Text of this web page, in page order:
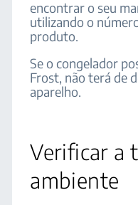
encontrar o seu
utilizando o
produto.
Se o congelador
Frost, não terá de
aparelho.
Verificar a
ambiente